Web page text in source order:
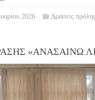
2026 Δράσεις
«ΑΝΑΣΑΙΝΩ